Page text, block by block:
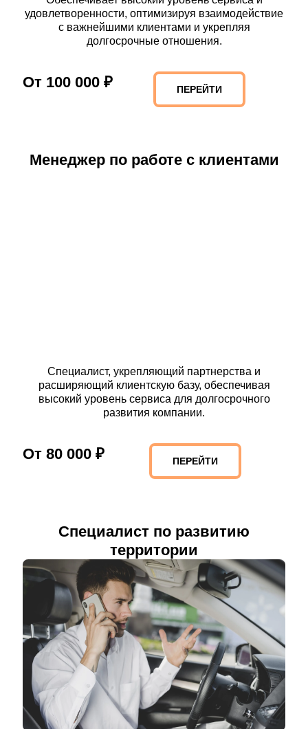
удовлетворенности, оптимизируя взаимодействие
с важнейшими клиентами и укрепляя
долгосрочные отношения.
От 100 000 ₽ ПЕРЕЙТИ
Менеджер по работе с клиентами
Специалист, укрепляющий партнерства и
расширяющий клиентскую базу, обеспечивая
высокий уровень сервиса для долгосрочного
развития компании.
От 80 000 ₽ ПЕРЕЙТИ
Специалист по развитию
территории